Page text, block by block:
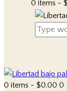
0 items -
0 items - $0.00 0